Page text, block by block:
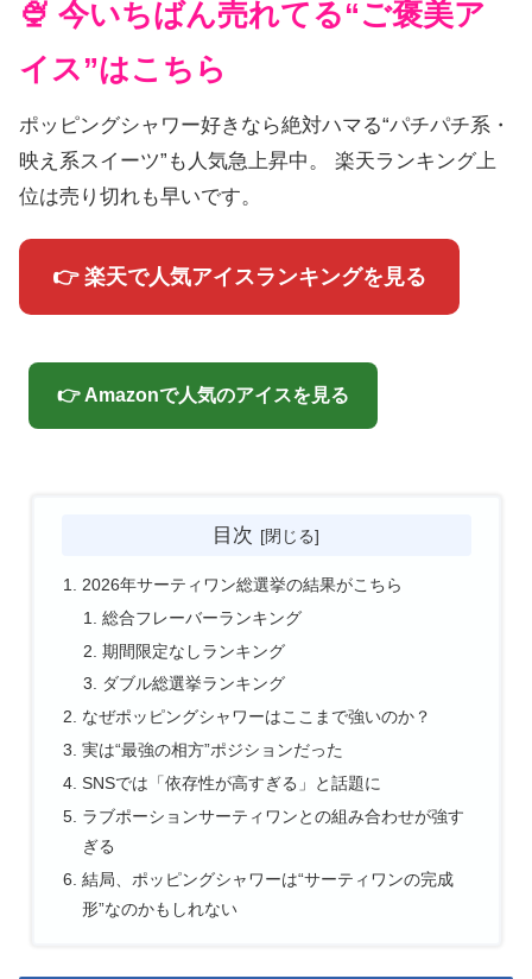
🍨 今いちばん売れてる“ご褒美ア
イス”はこちら
ポッピングシャワー好きなら絶対ハマる“パチパチ系・
映え系スイーツ”も人気急上昇中。 楽天ランキング上
位は売り切れも早いです。
👉 楽天で人気アイスランキングを見る
👉 Amazonで人気のアイスを見る
目次
2026年サーティワン総選挙の結果がこちら
総合フレーバーランキング
期間限定なしランキング
ダブル総選挙ランキング
なぜポッピングシャワーはここまで強いのか？
実は“最強の相方”ポジションだった
SNSでは「依存性が高すぎる」と話題に
ラブポーションサーティワンとの組み合わせが強す
ぎる
結局、ポッピングシャワーは“サーティワンの完成
形”なのかもしれない